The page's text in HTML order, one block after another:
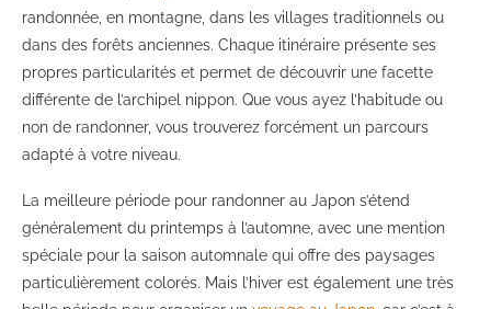
randonnée, en montagne, dans les villages traditionnels ou
dans des forêts anciennes. Chaque itinéraire présente ses
propres particularités et permet de découvrir une facette
différente de l’archipel nippon. Que vous ayez l’habitude ou
non de randonner, vous trouverez forcément un parcours
adapté à votre niveau.
La meilleure période pour randonner au Japon s’étend
généralement du printemps à l’automne, avec une mention
spéciale pour la saison automnale qui offre des paysages
particulièrement colorés. Mais l’hiver est également une très